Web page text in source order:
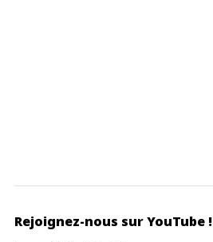
Rejoignez-nous sur YouTube !